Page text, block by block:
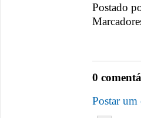
Postado
0
Postar um